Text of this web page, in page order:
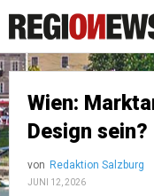
Wien:
Design sein?
von Redaktion Salzburg
JUNI 12, 2026